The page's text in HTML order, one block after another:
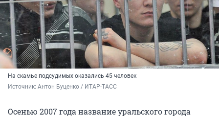
На скамье подсудимых оказались 45 человек
Источник: Антон Буценко / ИТАР-ТАСС
Осенью 2007 года название уральского города